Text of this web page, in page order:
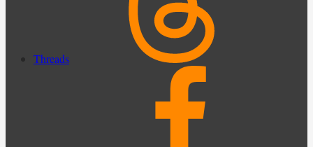
Threads